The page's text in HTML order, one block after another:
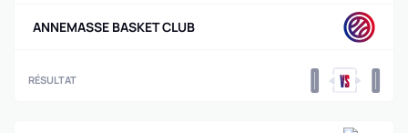
ANNEMASSE BASKET CLUB
RÉSULTAT 0 0